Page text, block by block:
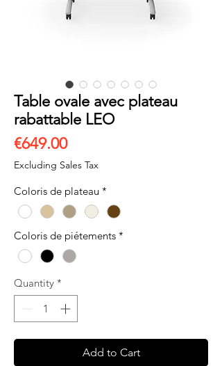
Table ovale avec plateau
rabattable LEO
€649.00Price
Excluding Sales Tax
Coloris de plateau *
Coloris de piétements *
Quantity *
Add to Cart